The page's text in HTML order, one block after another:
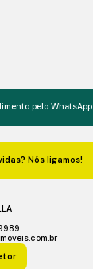
pelo WhatsApp
Nós ligamos!